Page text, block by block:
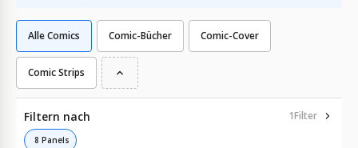
Alle Comics Comic-Bücher Comic-Cover
Comic Strips
Filtern nach 1Filter
8 Panels